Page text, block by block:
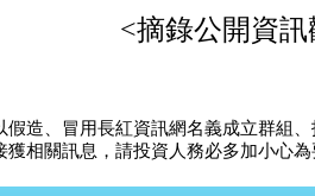
應申
正
(停
<摘錄公開資
假造、冒用長紅資訊網名義成立群組
獲相關訊息，請投資人務必多加小心